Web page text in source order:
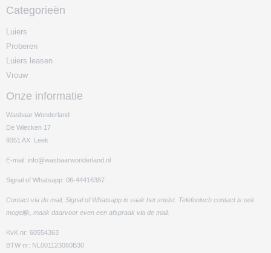
Categorieën
Luiers
Proberen
Luiers leasen
Vrouw
Onze informatie
Wasbaar Wonderland
De Wiecken 17
9351 AX Leek
E-mail: info@wasbaarwonderland.nl
Signal of Whatsapp: 06-44416387
Contact via de mail, Signal of Whatsapp is vaak het snelst. Telefonisch contact is ook
mogelijk, maak daarvoor even een afspraak via de mail.
KvK nr: 60554363
BTW nr: NL001123060B30